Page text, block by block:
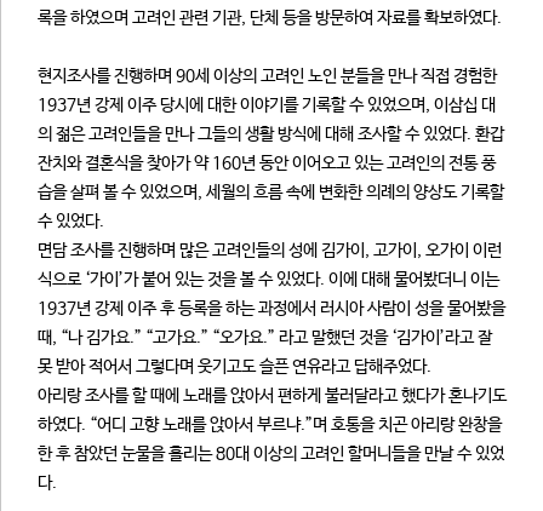
록을 하였으며 고려인 관련 기관, 단체 등을 방문하여 자료를 확보하였다.
현지조사를 진행하며 90세 이상의 고려인 노인 분들을 만나 직접 경험한
1937년 강제 이주 당시에 대한 이야기를 기록할 수 있었으며, 이삼십 대
의 젊은 고려인들을 만나 그들의 생활 방식에 대해 조사할 수 있었다. 환갑
잔치와 결혼식을 찾아가 약 160년 동안 이어오고 있는 고려인의 전통 풍
습을 살펴 볼 수 있었으며, 세월의 흐름 속에 변화한 의례의 양상도 기록할
수 있었다.
면담 조사를 진행하며 많은 고려인들의 성에 김가이, 고가이, 오가이 이런
식으로 ‘가이’가 붙어 있는 것을 볼 수 있었다. 이에 대해 물어봤더니 이는
1937년 강제 이주 후 등록을 하는 과정에서 러시아 사람이 성을 물어봤을
때, “나 김가요.” “고가요.” “오가요.” 라고 말했던 것을 ‘김가이’라고 잘
못 받아 적어서 그렇다며 웃기고도 슬픈 연유라고 답해주었다.
아리랑 조사를 할 때에 노래를 앉아서 편하게 불러달라고 했다가 혼나기도
하였다. “어디 고향 노래를 앉아서 부르냐.”며 호통을 치곤 아리랑 완창을
한 후 참았던 눈물을 흘리는 80대 이상의 고려인 할머니들을 만날 수 있었
다.